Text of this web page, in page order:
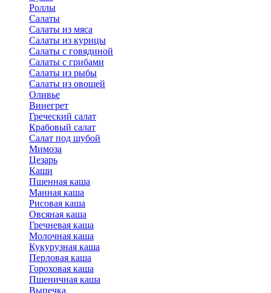
Роллы
Салаты
Салаты из мяса
Салаты из курицы
Салаты с говядиной
Салаты с грибами
Салаты из рыбы
Салаты из овощей
Оливье
Винегрет
Греческий салат
Крабовый салат
Салат под шубой
Мимоза
Цезарь
Каши
Пшенная каша
Манная каша
Рисовая каша
Овсяная каша
Гречневая каша
Молочная каша
Кукурузная каша
Перловая каша
Гороховая каша
Пшеничная каша
Выпечка